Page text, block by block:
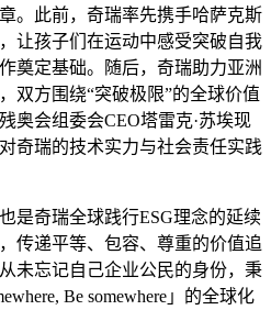
。此前，奇瑞率先携手哈萨克斯
让孩子们在运动中感受突破自我
奠定基础。随后，奇瑞助力亚洲
双方围绕“突破极限”的全球价值
奥会组委会CEO塔雷克·苏埃现
奇瑞的技术实力与社会责任实践
是奇瑞全球践行ESG理念的延续
递平等、包容、尊重的价值追
未忘记自己企业公民的身份，秉
Be somewhere」的全球化